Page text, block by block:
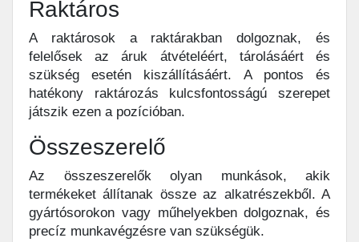
Raktáros
A raktárosok a raktárakban dolgoznak, és
felelősek az áruk átvételéért, tárolásáért és
szükség esetén kiszállításáért. A pontos és
hatékony raktározás kulcsfontosságú szerepet
játszik ezen a pozícióban.
Összeszerelő
Az összeszerelők olyan munkások, akik
termékeket állítanak össze az alkatrészekből. A
gyártósorokon vagy műhelyekben dolgoznak, és
precíz munkavégzésre van szükségük.